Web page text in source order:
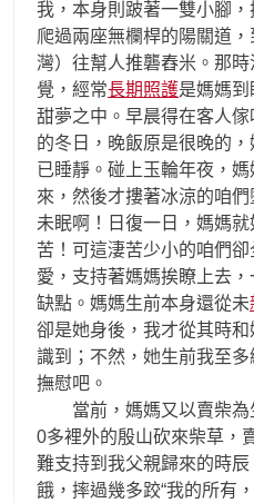
我，本身則跛著一雙小腳，
爬過兩座無欄桿的陽關道
灣）往幫人推礱舂米。那
覺，經常長期照護是媽媽
甜夢之中。早晨得在客人
的冬日，晚飯原是很晚的
已睡靜。碰上玉輪年夜，
來，然後才摟著冰涼的咱
未眠啊！日復一日，媽媽
苦！可這淒苦少小的咱們
愛，支持著媽媽挨瞭上去
缺點。媽媽生前本身還從未
卻是她身後，我才從其時
識到；不然，她生前我至
撫慰吧。
當前，媽媽又以賣柴為
0多裡外的殷山砍來柴草，
難支持到我父親歸來的時
餓，摔過幾多跤“我的所有